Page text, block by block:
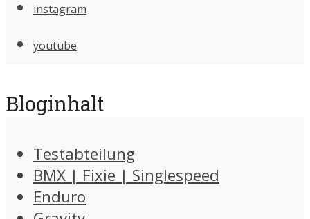
instagram
youtube
Bloginhalt
Testabteilung
BMX | Fixie | Singlespeed
Enduro